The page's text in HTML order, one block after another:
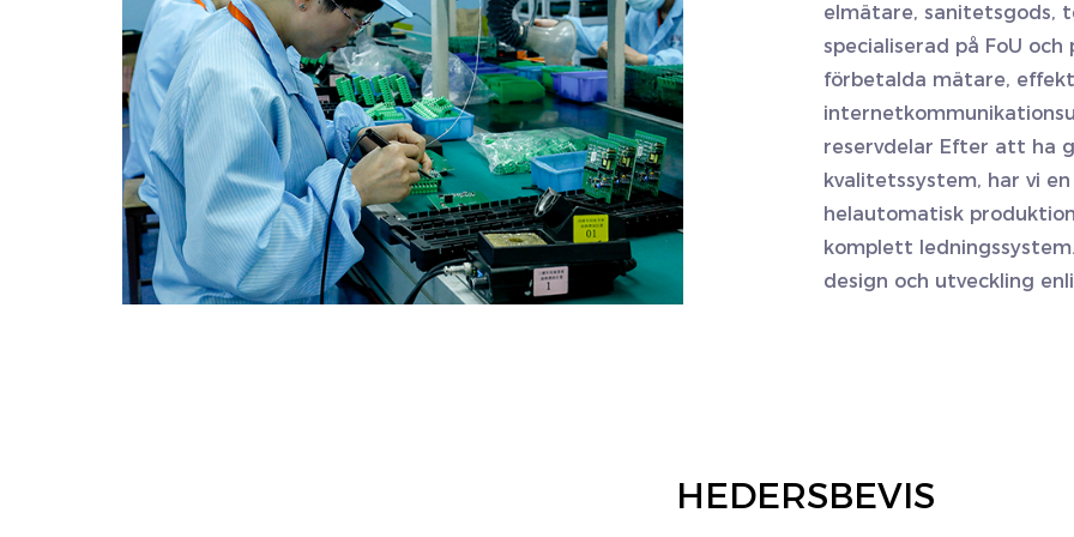
elmätare, sanitetsgods,
specialiserad på FoU
förbetalda mätare,
reservdelar Efter att ha
kvalitetssystem, har vi
helautomatisk
komplett
design och utveckling
HEDERSBEVIS